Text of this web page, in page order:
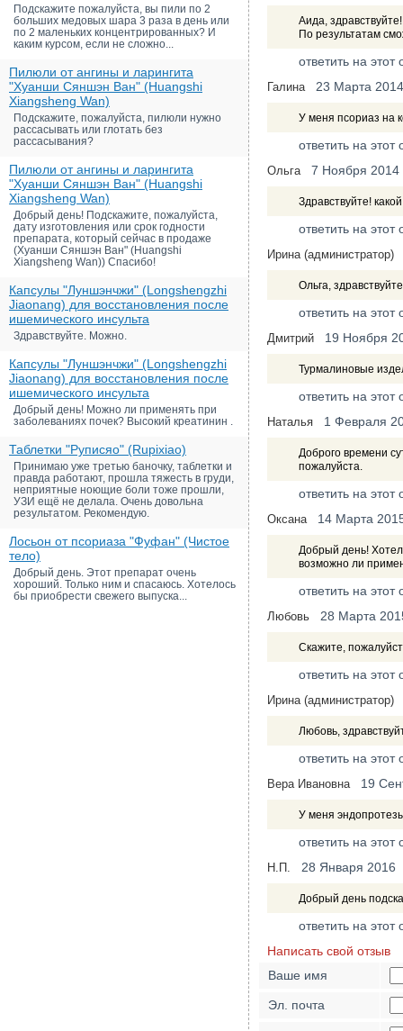
Подскажите пожалуйста, вы пили по 2
больших медовых шара 3 раза в день или
по 2 маленьких концентрированных? И
каким курсом, если не сложно...
Пилюли от ангины и ларингита
"Хуанши Сяншэн Ван" (Huangshi
Xiangsheng Wan)
Подскажите, пожалуйста, пилюли нужно
рассасывать или глотать без
рассасывания?
Пилюли от ангины и ларингита
"Хуанши Сяншэн Ван" (Huangshi
Xiangsheng Wan)
Добрый день! Подскажите, пожалуйста,
дату изготовления или срок годности
препарата, который сейчас в продаже
(Хуанши Сяншэн Ван" (Huangshi
Xiangsheng Wan)) Спасибо!
Капсулы "Луншэнчжи" (Longshengzhi
Jiaonang) для восстановления после
ишемического инсульта
Здравствуйте. Можно.
Капсулы "Луншэнчжи" (Longshengzhi
Jiaonang) для восстановления после
ишемического инсульта
Добрый день! Можно ли применять при
заболеваниях почек? Высокий креатинин .
Таблетки "Руписяо" (Rupixiao)
Принимаю уже третью баночку, таблетки и
правда работают, прошла тяжесть в груди,
неприятные ноющие боли тоже прошли,
УЗИ ещё не делала. Очень довольна
результатом. Рекомендую.
Лосьон от псориаза "Фуфан" (Чистое
тело)
Добрый день. Этот препарат очень
хороший. Только ним и спасаюсь. Хотелось
бы приобрести свежего выпуска...
Аида,
По результатам
ответить на этот
Галина 23 Марта 2014
У меня псориаз на
ответить на этот
Ольга 7 Ноября 2014
Здравствуйте!
ответить на этот
Ирина (администратор)
Ольга,
ответить на этот
Дмитрий 19 Ноября
Турмалиновые
ответить на этот
Наталья 1 Февраля
Доброго времени
пожалуйста.
ответить на этот
Оксана 14 Марта
Добрый день!
возможно ли
ответить на этот
Любовь 28 Марта
Скажите,
ответить на этот
Ирина (администратор)
Любовь,
ответить на этот
Вера Ивановна 19
У меня
ответить на этот
Н.П. 28 Января 2016
Добрый день
ответить на этот
Написать свой отзыв
Ваше имя
Эл. почта